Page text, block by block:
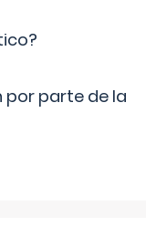
por parte de la